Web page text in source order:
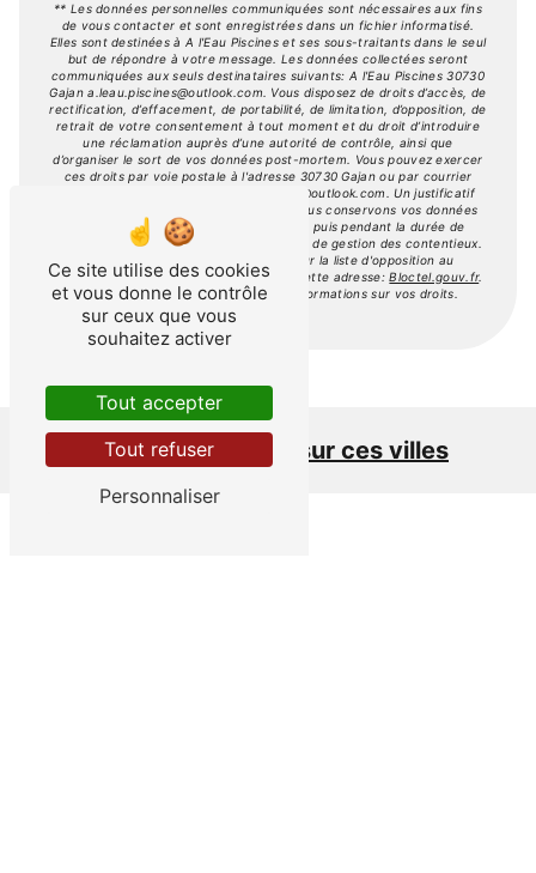
** Les données personnelles communiquées sont nécessaires aux fins
de vous contacter et sont enregistrées dans un fichier informatisé.
Elles sont destinées à A l'Eau Piscines et ses sous-traitants dans le seul
but de répondre à votre message. Les données collectées seront
communiquées aux seuls destinataires suivants: A l'Eau Piscines 30730
Gajan a.leau.piscines@outlook.com. Vous disposez de droits d’accès, de
rectification, d’effacement, de portabilité, de limitation, d’opposition, de
retrait de votre consentement à tout moment et du droit d’introduire
une réclamation auprès d’une autorité de contrôle, ainsi que
d’organiser le sort de vos données post-mortem. Vous pouvez exercer
ces droits par voie postale à l'adresse 30730 Gajan ou par courrier
électronique à l'adresse a.leau.piscines@outlook.com. Un justificatif
d'identité pourra vous être demandé. Nous conservons vos données
pendant la période de prise de contact puis pendant la durée de
prescription légale aux fins probatoires et de gestion des contentieux.
Vous avez le droit de vous inscrire sur la liste d'opposition au
démarchage téléphonique, disponible à cette adresse:Bloctel.gouv.fr.
Consultez le site cnil.fr pour plus d’informations sur vos droits.
Nous intervenons sur ces villes
Ce site utilise des cookies
et vous donne le contrôle
sur ceux que vous
souhaitez activer
Tout accepter
Tout refuser
Personnaliser